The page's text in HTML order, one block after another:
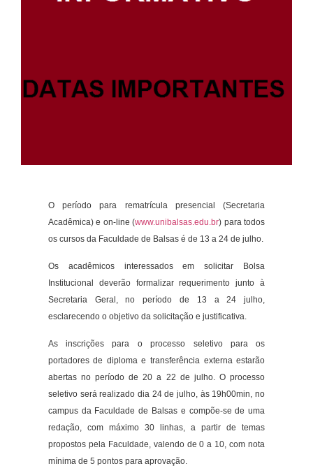
O período para rematrícula presencial (Secretaria
Acadêmica) e on-line (www.unibalsas.edu.br) para todos
os cursos da Faculdade de Balsas é de 13 a 24 de julho.
Os acadêmicos interessados em solicitar Bolsa
Institucional deverão formalizar requerimento junto à
Secretaria Geral, no período de 13 a 24 julho,
esclarecendo o objetivo da solicitação e justificativa.
As inscrições para o processo seletivo para os
portadores de diploma e transferência externa estarão
abertas no período de 20 a 22 de julho. O processo
seletivo será realizado dia 24 de julho, às 19h00min, no
campus da Faculdade de Balsas e compõe-se de uma
redação, com máximo 30 linhas, a partir de temas
propostos pela Faculdade, valendo de 0 a 10, com nota
mínima de 5 pontos para aprovação.